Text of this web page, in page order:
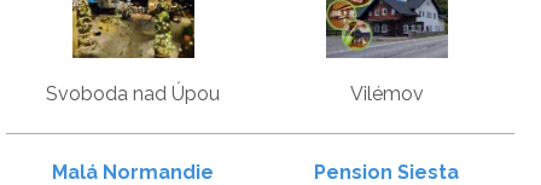
Svoboda nad Úpou Vilémov
Malá Normandie Pension Siesta